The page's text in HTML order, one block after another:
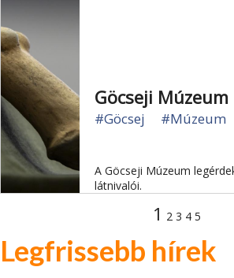
Göcseji Múzeum
#Göcsej #Múzeum
A Göcseji Múzeum
látnivalói.
1 2 3 4 5
Legfrissebb hírek